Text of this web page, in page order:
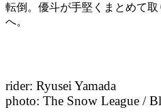
転倒。優斗が手堅くまとめて
へ。
rider: Ryusei Yamada
photo: The Snow League /